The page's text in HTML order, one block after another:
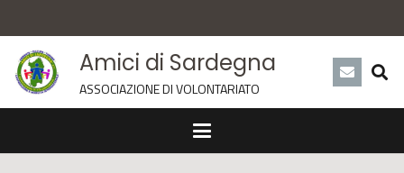
Amici di Sardegna
ASSOCIAZIONE DI VOLONTARIATO